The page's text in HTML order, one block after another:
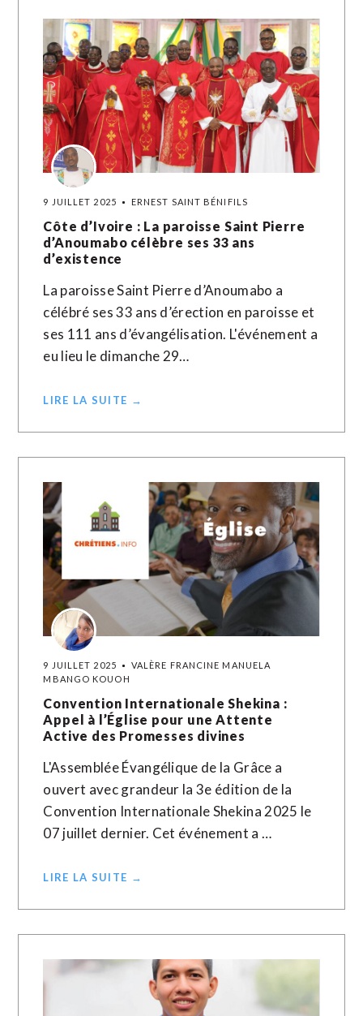
9 JUILLET 2025 ERNEST SAINT BÉNIFILS
Côte d’Ivoire : La paroisse Saint Pierre
d’Anoumabo célèbre ses 33 ans
d’existence
La paroisse Saint Pierre d’Anoumabo a
célébré ses 33 ans d’érection en paroisse et
ses 111 ans d’évangélisation. L'événement a
eu lieu le dimanche 29…
LIRE LA SUITE →
9 JUILLET 2025
VALÈRE FRANCINE MANUELA
MBANGO KOUOH
Convention Internationale Shekina :
Appel à l’Église pour une Attente
Active des Promesses divines
L'Assemblée Évangélique de la Grâce a
ouvert avec grandeur la 3e édition de la
Convention Internationale Shekina 2025 le
07 juillet dernier. Cet événement a …
LIRE LA SUITE →